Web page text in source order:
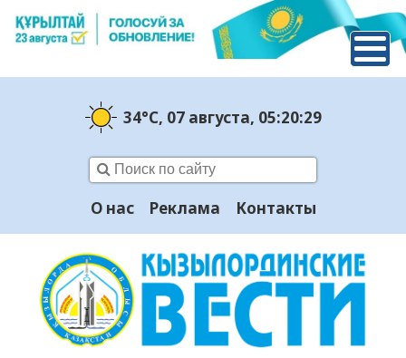
34°C, 07 августа, 05:20:29
О нас Реклама Контакты